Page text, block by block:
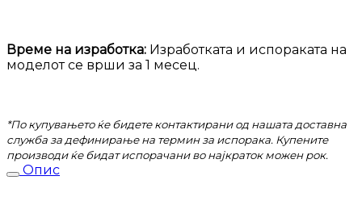
Време на изработка: Изработката и испораката на
моделот се врши за 1 месец.
*По купувањето ќе бидете контактирани од нашата доставна
служба за дефинирање на термин за испорака. Купените
производи ќе бидат испорачани во најкраток можен рок.
Опис